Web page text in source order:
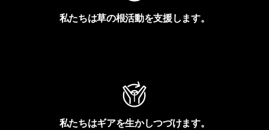
私たちは草の根活動を支援します。
私たちはギアを生かしつづけます。